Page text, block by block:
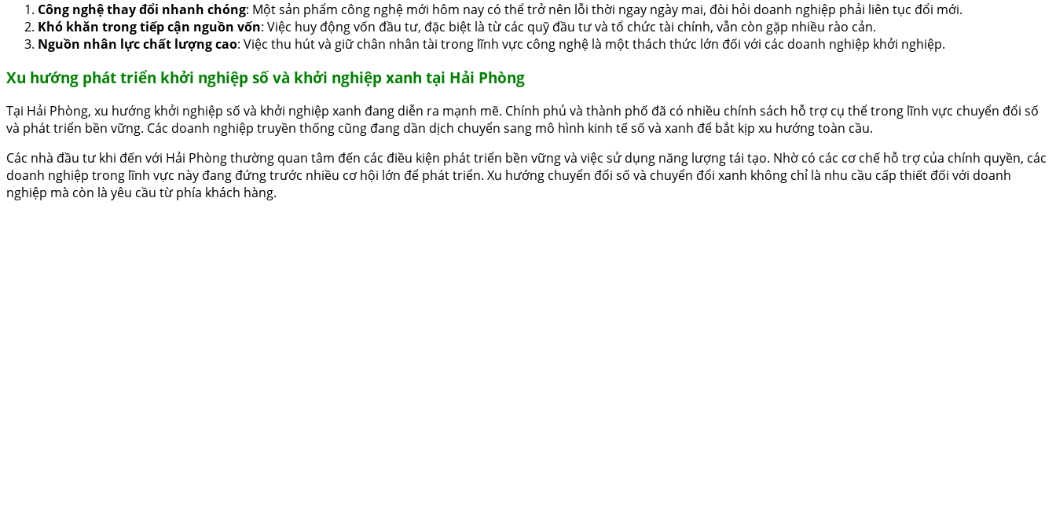
Công nghệ thay đổi nhanh chóng: Một sản phẩm công nghệ mới hôm nay có thể trở nên lỗi thời ngay ngày mai, đòi hỏi doanh nghiệp phải liên tục đổi mới.
Khó khăn trong tiếp cận nguồn vốn: Việc huy động vốn đầu tư, đặc biệt là từ các quỹ đầu tư và tổ chức tài chính, vẫn còn gặp nhiều rào cản.
Nguồn nhân lực chất lượng cao: Việc thu hút và giữ chân nhân tài trong lĩnh vực công nghệ là một thách thức lớn đối với các doanh nghiệp khởi nghiệp.
Xu hướng phát triển khởi nghiệp số và khởi nghiệp xanh tại Hải Phòng
Tại Hải Phòng, xu hướng khởi nghiệp số và khởi nghiệp xanh đang diễn ra mạnh mẽ. Chính phủ và thành phố đã có nhiều chính sách hỗ trợ cụ thể trong lĩnh vực chuyển đổi số
và phát triển bền vững. Các doanh nghiệp truyền thống cũng đang dần dịch chuyển sang mô hình kinh tế số và xanh để bắt kịp xu hướng toàn cầu.
Các nhà đầu tư khi đến với Hải Phòng thường quan tâm đến các điều kiện phát triển bền vững và việc sử dụng năng lượng tái tạo. Nhờ có các cơ chế hỗ trợ của chính quyền, các
doanh nghiệp trong lĩnh vực này đang đứng trước nhiều cơ hội lớn để phát triển. Xu hướng chuyển đổi số và chuyển đổi xanh không chỉ là nhu cầu cấp thiết đối với doanh
nghiệp mà còn là yêu cầu từ phía khách hàng.